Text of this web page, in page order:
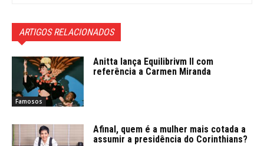
ARTIGOS RELACIONADOS
Famosos
Anitta lança Equilibrivm ll com
referência a Carmen Miranda
Afinal, quem é a mulher mais cotada a
assumir a presidência do Corinthians?